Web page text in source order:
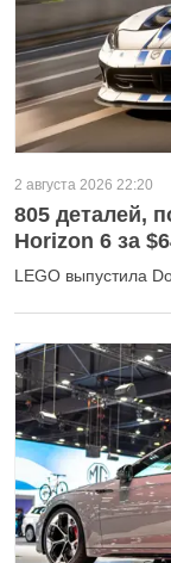
2 августа 2026 22:20
805 деталей,
Horizon 6 за
LEGO выпустила